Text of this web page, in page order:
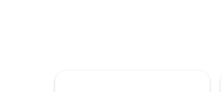
Cada casita cuenta con dos